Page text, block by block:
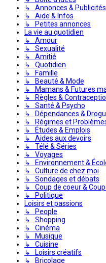
↳ Annonces & Publicités
↳ Aide & Infos
↳ Petites annonces
La vie au quotidien
↳ Amour
↳ Sexualité
↳ Amitié
↳ Quotidien
↳ Famille
↳ Beauté & Mode
↳ Mamans & Futures
↳ Règles &
↳ Santé & Psycho
↳ Dépendances &
↳ Régimes et
↳ Études & Emplois
↳ Aides aux devoirs
↳ Télé & Séries
↳ Voyages
↳ Environnement &
↳ Culture de chez moi
↳ Sondages et débats
↳ Coup de coeur &
↳ Politique
Loisirs et passions
↳ People
↳ Shopping
↳ Cinéma
↳ Musique
↳ Cuisine
↳ Loisirs créatifs
↳ Bricolage